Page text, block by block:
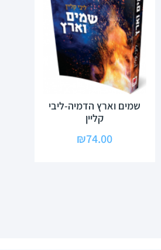
שמים וארץ הדמיה-ליבי
קליין
₪74.00